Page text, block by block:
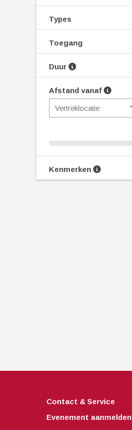
Types
Toegang
Duur
Afstand vanaf
Kenmerken
Contact & Service
Evenement aanmelden